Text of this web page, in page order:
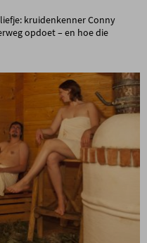
kruidenkenner Conny
opdoet – en hoe die